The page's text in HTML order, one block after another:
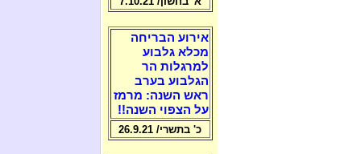
אירוע הבריחה
מכלא גלבוע
למרגלות הר
הגלבוע בערב
ראש השנה: מרמז
על הצפוי השנה!!
כ' בתשרי/ 26.9.21